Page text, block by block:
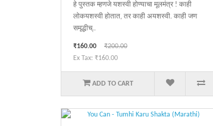
हे पुस्तक म्हणजे यशस्वी होण्याचा मूलमंत्र ! काही
लोकयशस्वी होतात, तर काही अयशस्वी. काही जण
समृद्धीच्..
₹160.00
₹200.00
Ex Tax: ₹160.00
ADD TO CART